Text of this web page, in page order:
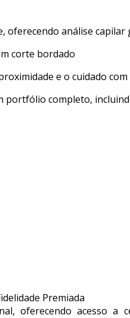
oferecendo análise
corte bordado
e o cuidado
portfólio completo,
Premiada
oferecendo acesso a